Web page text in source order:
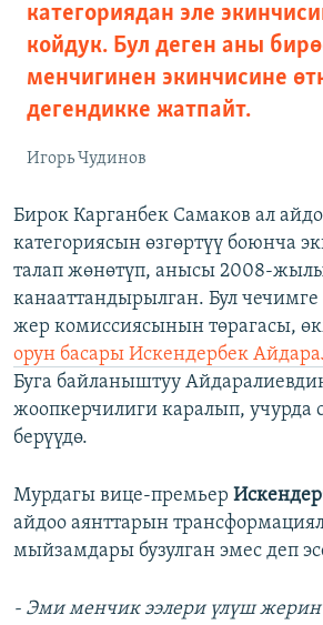
категориядан эле
койдук. Бул деген аны
менчигинен экинчисине
дегендикке жатпайт.
Игорь Чудинов
Бирок Карганбек Самаков ал
категориясын өзгөртүү боюнча
талап жөнөтүп, анысы 2008-жылы
канааттандырылган. Бул
жер комиссиясынын төрагасы,
орун басары Искендербек
Буга байланыштуу
жоопкерчилиги каралып, учурда
берүүдө.
Мурдагы вице-премьер
айдоо аянттарын
мыйзамдары бузулган эмес деп
- Эми менчик ээлери үлүш жерин